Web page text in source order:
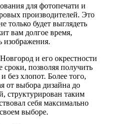
для фотопечати и
производителей. Это
только будет выглядеть
вам долгое время,
изображения.
и его окрестности
сроки, позволяя получить
без хлопот. Более того,
от выбора дизайна до
структурирован таким
себя максимально
выборе.